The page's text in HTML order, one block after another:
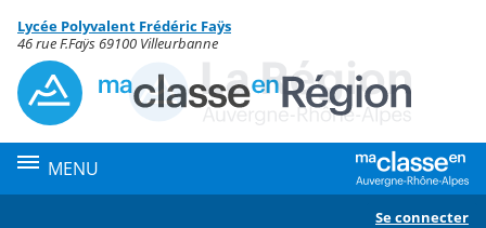
Menu de la rubrique
Contenu
Lycée Polyvalent Frédéric Faÿs
46 rue F.Faÿs 69100 Villeurbanne
MENU
Se connecter